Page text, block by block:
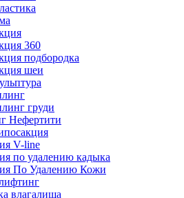
360
подбородка
шеи
груди
Нефертити
V-line
по удалению кадыка
По Удалению Кожи
влагалища